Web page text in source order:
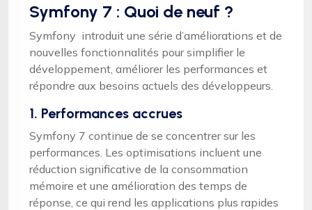
Symfony 7 : Quoi de neuf ?
Symfony introduit une série d’améliorations et de
nouvelles fonctionnalités pour simplifier le
développement, améliorer les performances et
répondre aux besoins actuels des développeurs.
1. Performances accrues
Symfony 7 continue de se concentrer sur les
performances. Les optimisations incluent une
réduction significative de la consommation
mémoire et une amélioration des temps de
réponse, ce qui rend les applications plus rapides